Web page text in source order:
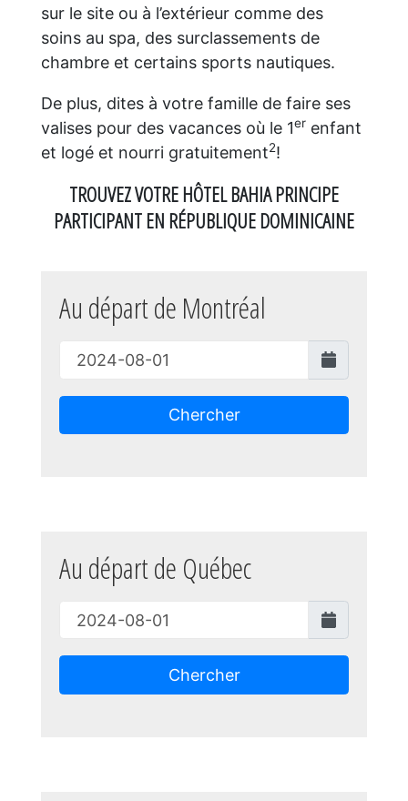
sur le site ou à l’extérieur comme des
soins au spa, des surclassements de
chambre et certains sports nautiques.
De plus, dites à votre famille de faire ses
valises pour des vacances où le 1erenfant
et logé et nourri gratuitement2!
TROUVEZ VOTRE HÔTEL BAHIA PRINCIPE
PARTICIPANT EN RÉPUBLIQUE DOMINICAINE
Au départ de Montréal
Chercher
Au départ de Québec
Chercher